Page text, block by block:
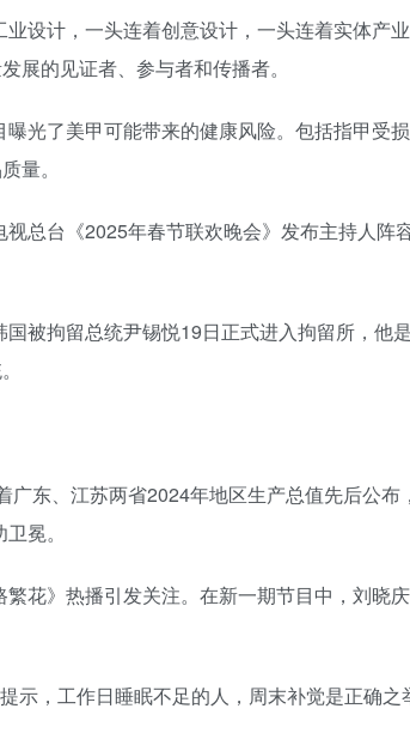
设计，一头连着创意设计，一头连着实体产
展的见证者、参与者和传播者。
光了美甲可能带来的健康风险。包括指甲受
量。
总台《2025年春节联欢晚会》发布主持人阵
被拘留总统尹锡悦19日正式进入拘留所，他
东、江苏两省2024年地区生产总值先后公布
冕。
花》热播引发关注。在新一期节目中，刘晓
示，工作日睡眠不足的人，周末补觉是正确